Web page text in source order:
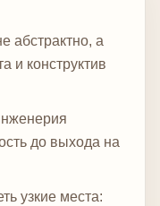
абстрактно, а
и конструктив
до выхода на
узкие места: